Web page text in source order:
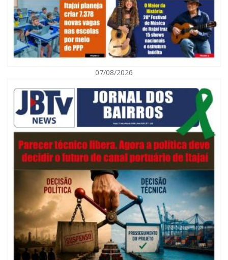
Navegantes celebra 64 anos com shows nacionais de Ferrugem, Banda
Morada e Chiquito & Bordoneio
ITAJAÍ
07/08/2026